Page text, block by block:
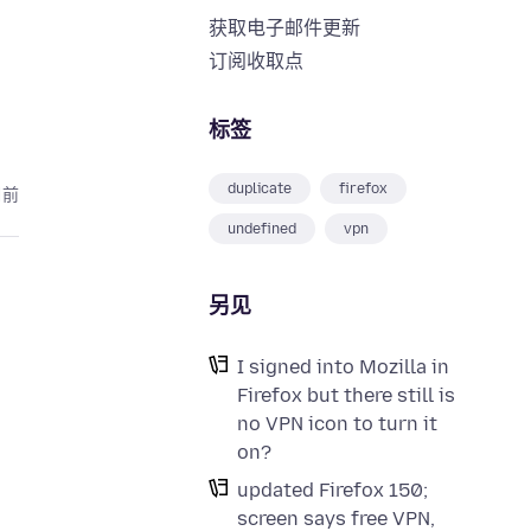
获取电子邮件更新
订阅收取点
标签
duplicate firefox
undefined vpn
另见
I signed into Mozilla in
Firefox but there still is
no VPN icon to turn it
on?
updated Firefox 150;
screen says free VPN,